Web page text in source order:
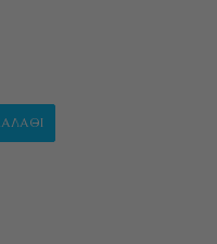
ποσότητα